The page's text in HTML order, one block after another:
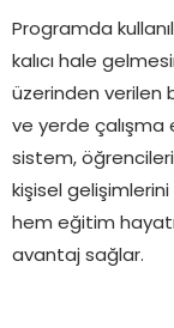
Programda
kalıcı hale
üzerinden verilen
ve yerde çalışma
sistem,
kişisel
hem eğitim
avantaj sağlar.